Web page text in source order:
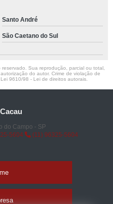
Santo André
São Caetano do Sul
Sua reprodução, parcial ou total,
do autor. Crime de violação de
Lei 9610/98 - Lei de direitos autorais
do Campo - SP
5604 (11) 96325-5604